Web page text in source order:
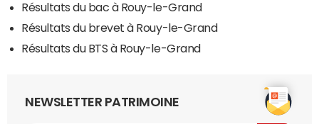
Résultats du bac à Rouy-le-Grand
Résultats du brevet à Rouy-le-Grand
Résultats du BTS à Rouy-le-Grand
NEWSLETTER PATRIMOINE